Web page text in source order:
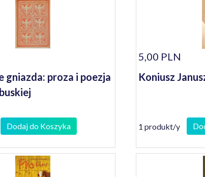
gniazda: proza i poezja
Dodaj do Koszyka
5,00 PLN
Koniusz
1 produkt/y